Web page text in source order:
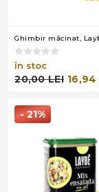
Ghimbir măcinat,
în stoc
20,00 LEI 16,94
- 21%